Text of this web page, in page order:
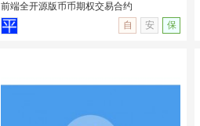
无演示
前端全开源版币币期权交易合约
自
安 保